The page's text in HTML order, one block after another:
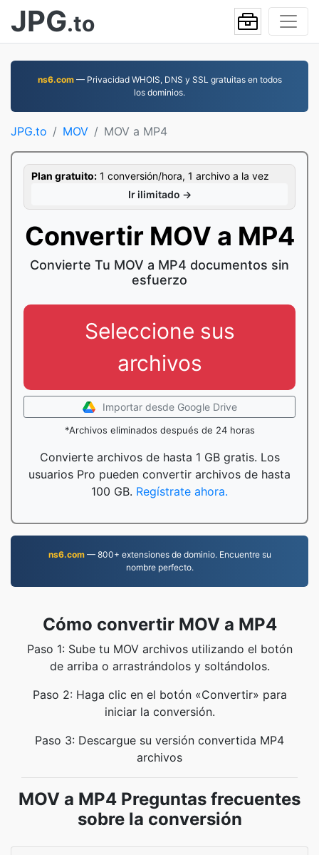
JPG.to
ns6.com— Privacidad WHOIS, DNS y SSL gratuitas en todos
los dominios.
JPG.to MOV MOV a MP4
Plan gratuito: 1 conversión/hora, 1 archivo a la vez
Ir ilimitado →
Convertir MOV a MP4
Convierte Tu MOV a MP4 documentos sin
esfuerzo
Seleccione sus
archivos
Importar desde Google Drive
*Archivos eliminados después de 24 horas
Convierte archivos de hasta 1 GB gratis. Los
usuarios Pro pueden convertir archivos de hasta
100 GB. Regístrate ahora.
ns6.com— 800+ extensiones de dominio. Encuentre su
nombre perfecto.
Cómo convertir MOV a MP4
Paso 1: Sube tu MOV archivos utilizando el botón
de arriba o arrastrándolos y soltándolos.
Paso 2: Haga clic en el botón «Convertir» para
iniciar la conversión.
Paso 3: Descargue su versión convertida MP4
archivos
MOV a MP4 Preguntas frecuentes
sobre la conversión